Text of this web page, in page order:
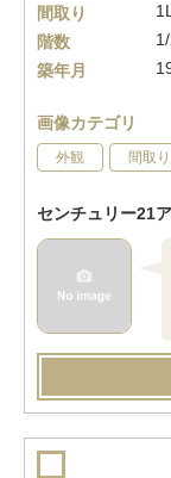
間取り
階数
築年月
画像カテゴリ
外観 間取り
センチュリー21ア